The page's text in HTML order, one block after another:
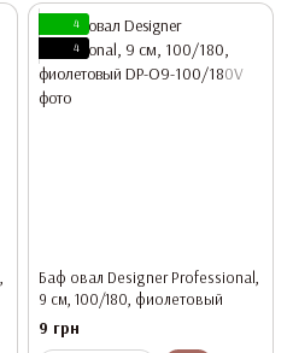
4
4
Баф овал Designer Professional,
9 см, 100/180, фиолетовый
9 грн